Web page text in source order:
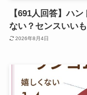
【691人回答】ハ
ない？センスいい
2026年8月4日